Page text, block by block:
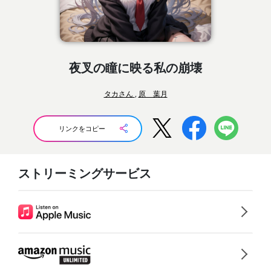
夜叉の瞳に映る私の崩壊
タカさん , 原 葉月
リンクをコピー
ストリーミングサービス